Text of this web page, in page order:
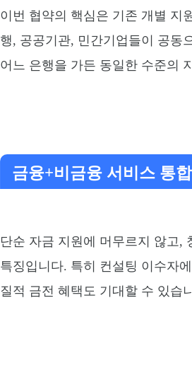
이번 협약의 핵심은 기존 개별 지
행, 공공기관, 민간기업들이 공동
어느 은행을 가든 동일한 수준의
금융+비금융 서비스 통
단순 자금 지원에 머무르지 않고,
특징입니다. 특히 컨설팅 이수자
질적 금전 혜택도 기대할 수 있습